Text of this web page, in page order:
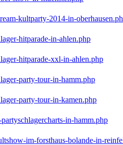
kultparty-2014-in-
hitparade-in-ahlen.php
hitparade-xxl-in-ahlen.php
party-tour-in-hamm.php
party-tour-in-kamen.php
in-hamm.php
im-forsthaus-bolande-in-